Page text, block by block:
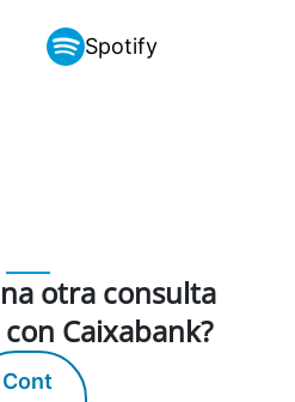
Spotify
otra consulta
Caixabank?
Cont